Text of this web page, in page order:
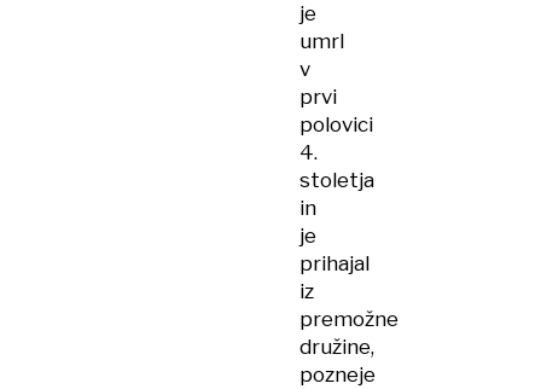
je
umrl
v
prvi
polovici
4.
stoletja
in
je
prihajal
iz
premožne
družine,
pozneje